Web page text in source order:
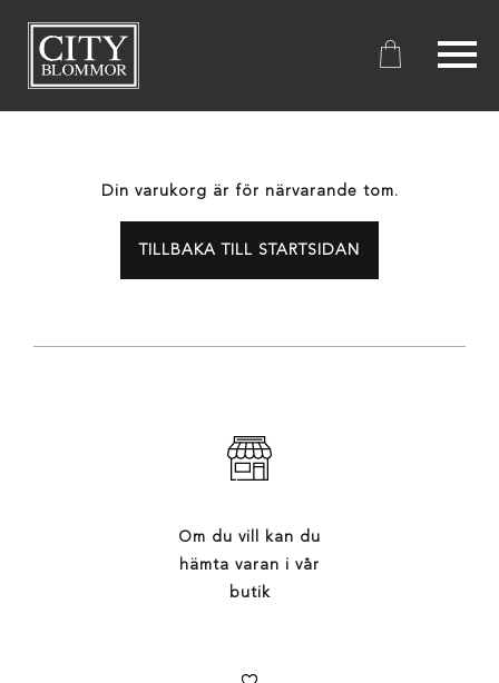
City
Blommor
Din varukorg är för närvarande tom.
TILLBAKA TILL STARTSIDAN
Om du vill kan du
hämta varan i vår
butik